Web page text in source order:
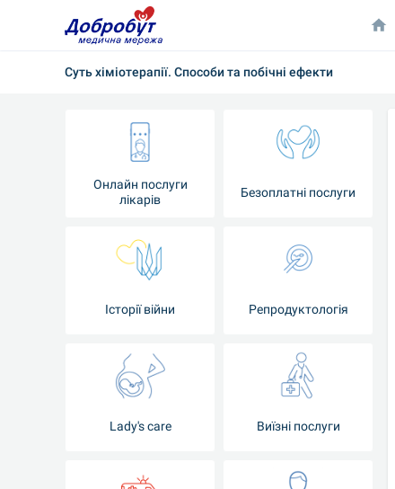
Суть хіміотерапії. Способи та побічні ефекти
Онлайн послуги
лікарів
Безоплатні послуги
Історії війни Репродуктологія
Lady's care Виїзні послуги